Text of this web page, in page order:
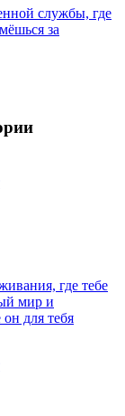
службы, где
за
где тебе
мир и
для тебя